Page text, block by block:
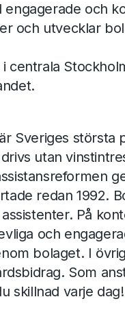
engagerade och
och utvecklar
centrala
Sveriges största
utan
redan 1992.
På
och
bolaget. I
Som
skillnad varje